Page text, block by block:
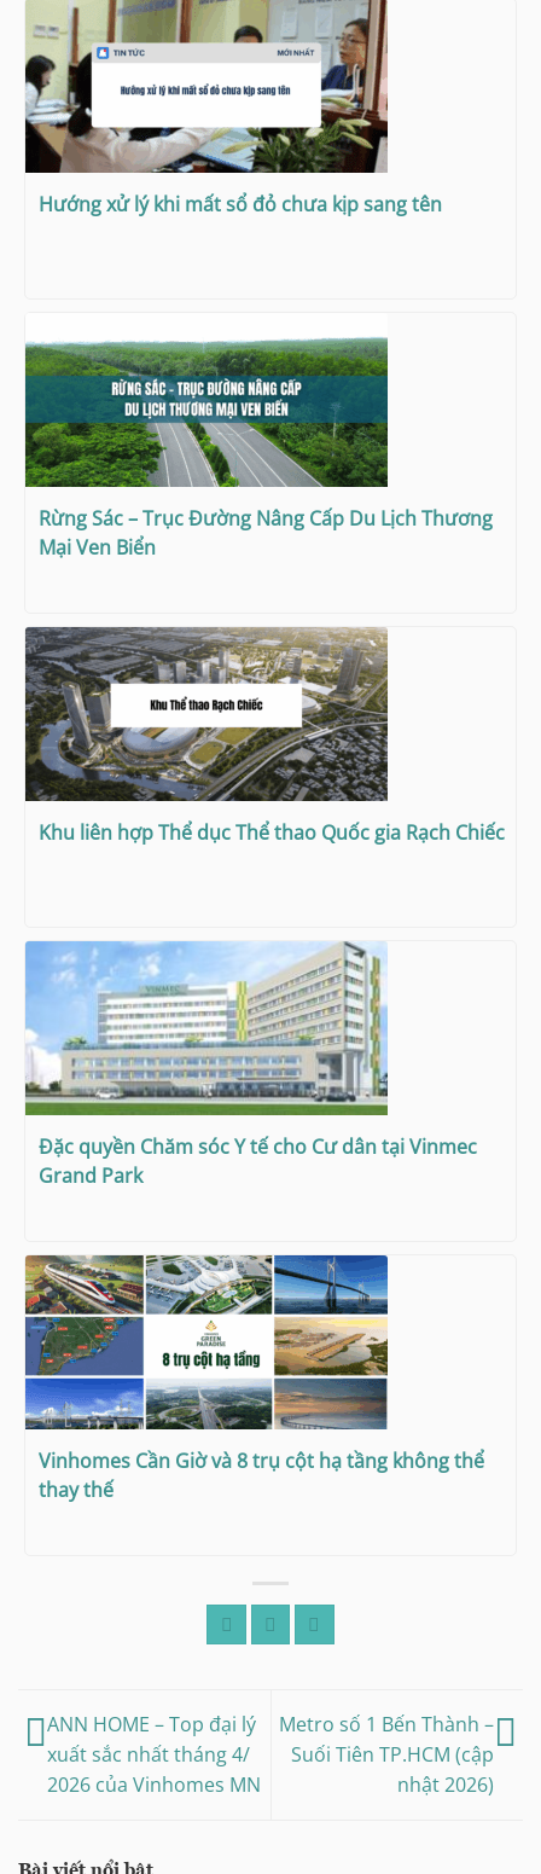
Hướng xử lý khi mất sổ đỏ chưa kịp sang tên
Rừng Sác – Trục Đường Nâng Cấp Du Lịch Thương
Mại Ven Biển
Khu liên hợp Thể dục Thể thao Quốc gia Rạch Chiếc
Đặc quyền Chăm sóc Y tế cho Cư dân tại Vinmec
Grand Park
Vinhomes Cần Giờ và 8 trụ cột hạ tầng không thể
thay thế
ANN HOME – Top đại lý
xuất sắc nhất tháng 4/
2026 của Vinhomes MN
Metro số 1 Bến Thành –
Suối Tiên TP.HCM (cập
nhật 2026)